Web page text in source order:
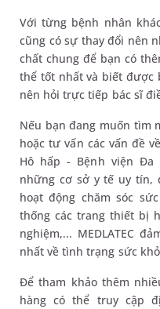
Với từng bệnh nhân
cũng có sự thay đổi nên
chất chung để bạn có
thể tốt nhất và biết được
nên hỏi trực tiếp bác sĩ
Nếu bạn đang muốn tìm
hoặc tư vấn các vấn đề
Hô hấp - Bệnh viện Đa
những cơ sở y tế uy tín,
hoạt động chăm sóc
thống các trang thiết bị
nghiệm,... MEDLATEC
nhất về tình trạng sức
Để tham khảo thêm
hàng có thể truy cập